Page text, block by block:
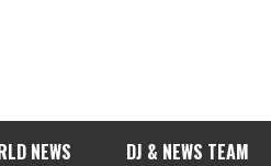
NEWS DJ & NEWS TEAM